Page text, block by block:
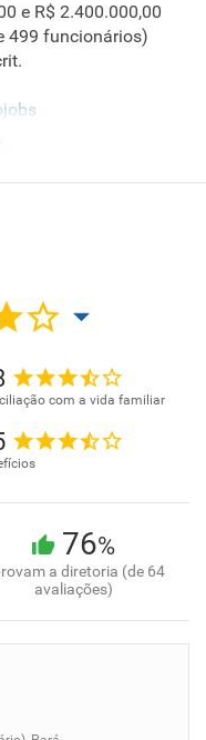
e R$ 2.400.000,00
499 funcionários)
equipamentos de
com a vida familiar
76%
a diretoria (de 64
avaliações)